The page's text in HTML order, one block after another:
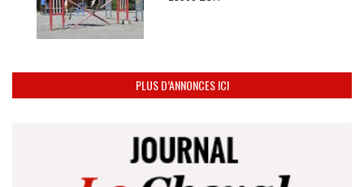
PLUS D’ANNONCES ICI